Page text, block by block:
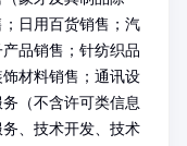
日用百货销售；汽
品销售；针纺织品
材料销售；通讯设
（不含许可类信息
、技术开发、技术